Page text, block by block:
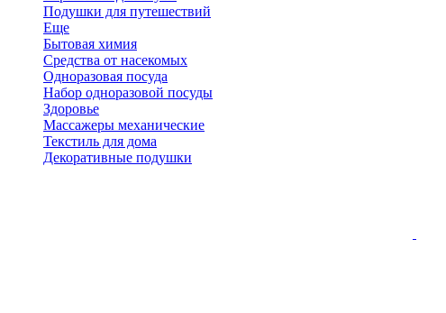
Подушки для путешествий
Еще
Бытовая химия
Средства от насекомых
Одноразовая посуда
Набор одноразовой посуды
Здоровье
Массажеры механические
Текстиль для дома
Декоративные подушки